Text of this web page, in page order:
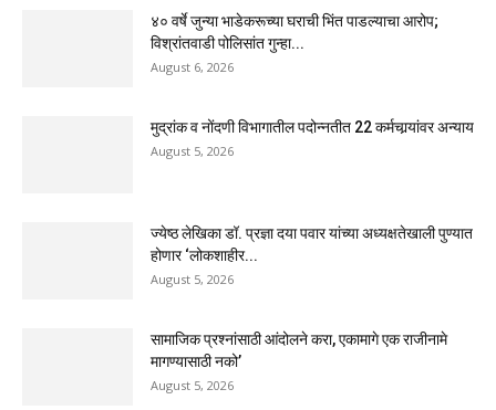
४० वर्षे जुन्या भाडेकरूच्या घराची भिंत पाडल्याचा आरोप;
विश्रांतवाडी पोलिसांत गुन्हा...
August 6, 2026
मुद्रांक व नोंदणी विभागातील पदोन्नतीत 22 कर्मचार्‍यांवर अन्याय
August 5, 2026
ज्येष्ठ लेखिका डॉ. प्रज्ञा दया पवार यांच्या अध्यक्षतेखाली पुण्यात
होणार ‘लोकशाहीर...
August 5, 2026
सामाजिक प्रश्नांसाठी आंदोलने करा, एकामागे एक राजीनामे
मागण्यासाठी नको’
August 5, 2026